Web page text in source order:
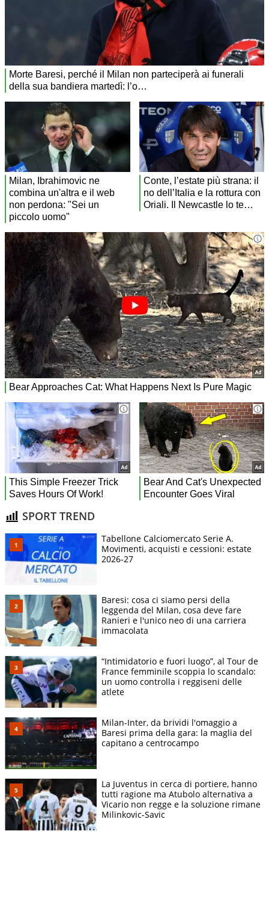
SPORT TREND
Tabellone Calciomercato Serie A.
Movimenti, acquisti e cessioni: estate
2026-27
Baresi: cosa ci siamo persi della
leggenda del Milan, cosa deve fare
Ranieri e l'unico neo di una carriera
immacolata
“Intimidatorio e fuori luogo”, al Tour de
France femminile scoppia lo scandalo:
un uomo controlla i reggiseni delle
atlete
Milan-Inter, da brividi l'omaggio a
Baresi prima della gara: la maglia del
capitano a centrocampo
La Juventus in cerca di portiere, hanno
tutti ragione ma Atubolo alternativa a
Vicario non regge e la soluzione rimane
Milinkovic-Savic